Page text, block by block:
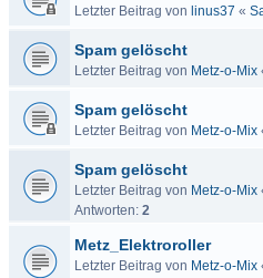
Letzter Beitrag von linus37 «
Spam gelöscht
Letzter Beitrag von Metz-o-Mix
Spam gelöscht
Letzter Beitrag von Metz-o-Mix
Spam gelöscht
Letzter Beitrag von Metz-o-Mix
Antworten: 2
Metz_Elektroroller
Letzter Beitrag von Metz-o-Mix